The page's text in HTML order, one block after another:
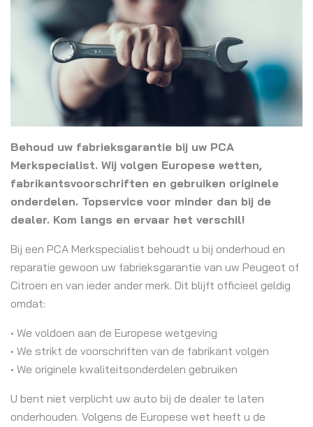
Behoud uw fabrieksgarantie bij uw PCA
Merkspecialist. Wij volgen Europese wetten,
fabrikantsvoorschriften en gebruiken originele
onderdelen. Topservice voor minder dan bij de
dealer. Kom langs en ervaar het verschil!
Bij een PCA Merkspecialist behoudt u bij onderhoud en
reparatie gewoon uw fabrieksgarantie van uw Peugeot of
Citroën en van ieder ander merk. Dit blijft officieel geldig
omdat:
• We voldoen aan de Europese wetgeving
• We strikt de voorschriften van de fabrikant volgen
• We originele kwaliteitsonderdelen gebruiken
U bent niet verplicht uw auto bij de dealer te laten
onderhouden. Volgens de Europese wet heeft u de